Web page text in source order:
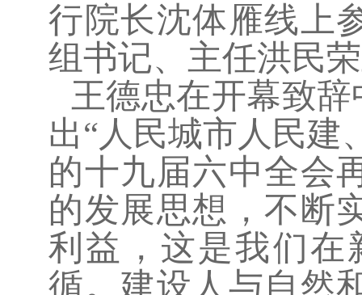
行院长沈体雁线上
组书记、主任洪民
王德忠在开幕致
出“人民城市人民建
的十九届六中全会
的发展思想，不断
利益，这是我们在
循。建设人与自然